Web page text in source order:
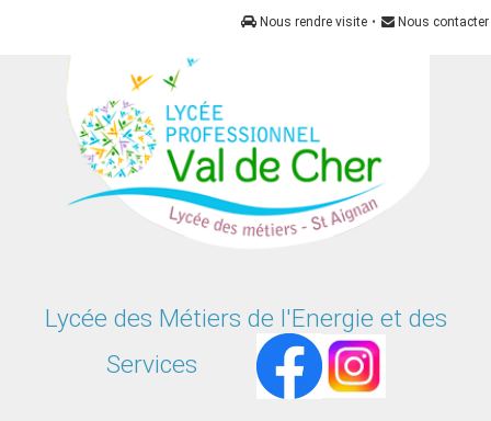
Nous contacter
•
Nous rendre visite
Lycée des Métiers de l'Energie et des
Services